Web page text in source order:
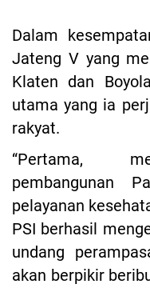
Dalam
Jateng V yang
Klaten dan
utama yang ia
rakyat.
“Pertama,
pembangunan
pelayanan
PSI berhasil
undang
akan berpikir